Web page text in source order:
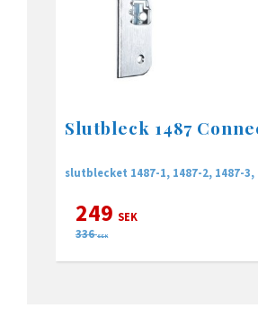
Slutbleck 1487
slutblecket 1487-1, 1487-2, 1487-3,
249 SEK
336 SEK